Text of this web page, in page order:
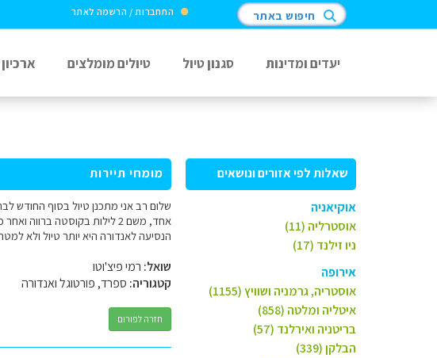
התחברות / הרשמה לאתר חיפוש באתר
יעדים ומדינות סגנון טיול טיולים מומלצים
שאלות לפי אזורים ונושאים
אוקיאניה
אוסטרליה (11)
ניו זילנד (17)
אירופה
אוסטריה, גרמניה ושוויץ (1155)
איטליה ומלטה (858)
בריטניה ואירלנד (57)
הבלקן (339)
מומחי תיירות
הנסיעה לאנדורה היא יותר טיול ולא
שואל: רמי פיצ'וטו
קטגוריה: ספרד, פורטוגל ואנדורה
חזרה לפורום